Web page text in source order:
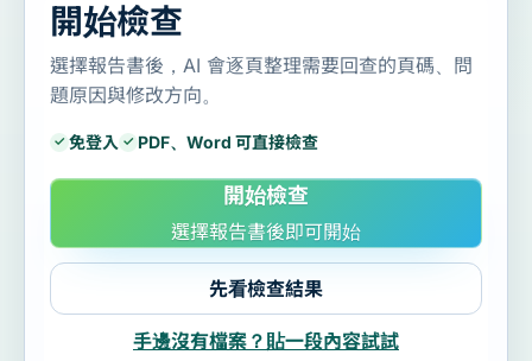
開始檢查
選擇報告書後，AI 會逐頁整理需要回查的頁碼、問
題原因與修改方向。
免登入 PDF、Word 可直接檢查
開始檢查
選擇報告書後即可開始
先看檢查結果
手邊沒有檔案？貼一段內容試試